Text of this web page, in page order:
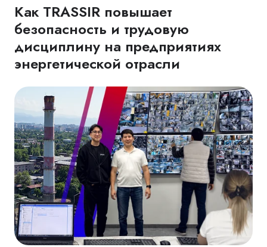
Как TRASSIR повышает
безопасность и трудовую
дисциплину на предприятиях
энергетической отрасли